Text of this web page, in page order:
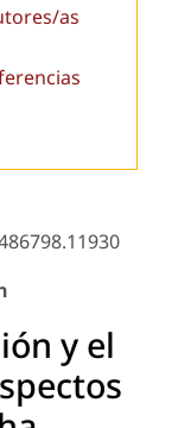
as
y el